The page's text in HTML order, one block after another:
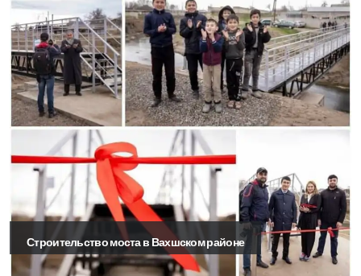
Строительство моста в Вахшском районе